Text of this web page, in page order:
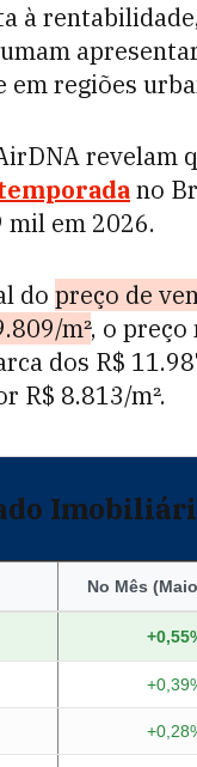
à
em regiões
revelam
no
mil em 2026.
do preço de
m², o preço
dos R$
R$ 8.813/m².
No Mês